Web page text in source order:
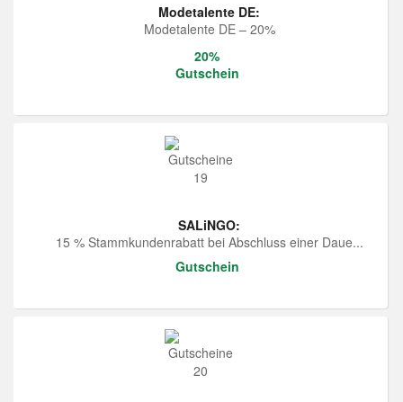
Modetalente DE:
Modetalente DE – 20%
20%
Gutschein
SALiNGO:
15 % Stammkundenrabatt bei Abschluss einer Daue...
Gutschein